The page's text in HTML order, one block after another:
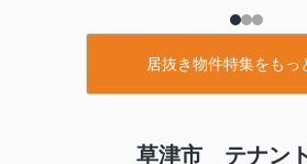
居抜き物件特集をもっ
草津市 テナン